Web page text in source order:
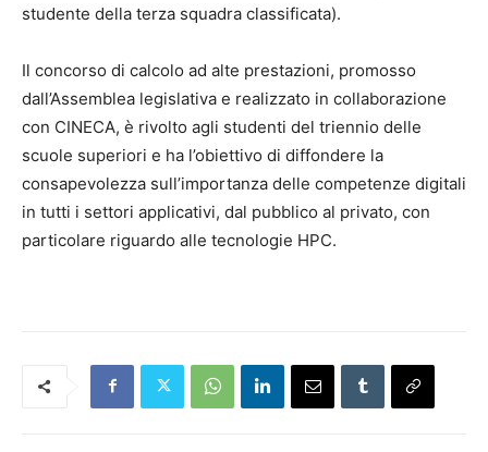
studente della terza squadra classificata).
Il concorso di calcolo ad alte prestazioni, promosso
dall’Assemblea legislativa e realizzato in collaborazione
con CINECA, è rivolto agli studenti del triennio delle
scuole superiori e ha l’obiettivo di diffondere la
consapevolezza sull’importanza delle competenze digitali
in tutti i settori applicativi, dal pubblico al privato, con
particolare riguardo alle tecnologie HPC.